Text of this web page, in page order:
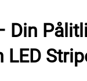
Din
LED